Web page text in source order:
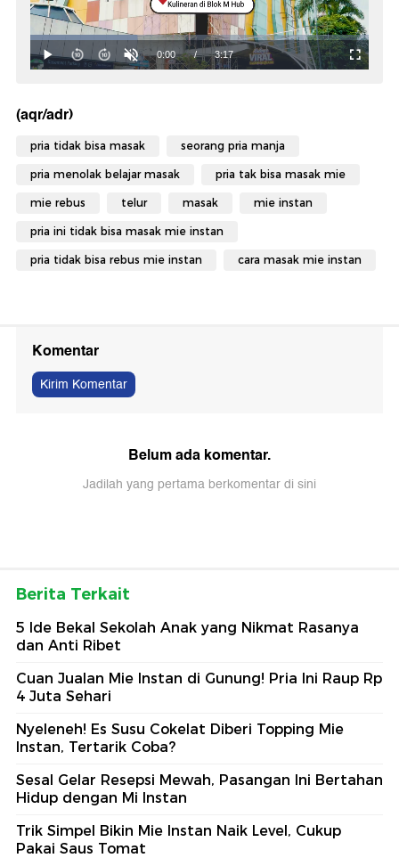
(aqr/adr)
pria tidak bisa masak seorang pria manja
pria menolak belajar masak pria tak bisa masak mie
mie rebus telur masak mie instan
pria ini tidak bisa masak mie instan
pria tidak bisa rebus mie instan cara masak mie instan
Komentar
Kirim Komentar
Belum ada komentar.
Jadilah yang pertama berkomentar di sini
Berita Terkait
5 Ide Bekal Sekolah Anak yang Nikmat Rasanya
dan Anti Ribet
Cuan Jualan Mie Instan di Gunung! Pria Ini Raup Rp
4 Juta Sehari
Nyeleneh! Es Susu Cokelat Diberi Topping Mie
Instan, Tertarik Coba?
Sesal Gelar Resepsi Mewah, Pasangan Ini Bertahan
Hidup dengan Mi Instan
Trik Simpel Bikin Mie Instan Naik Level, Cukup
Pakai Saus Tomat